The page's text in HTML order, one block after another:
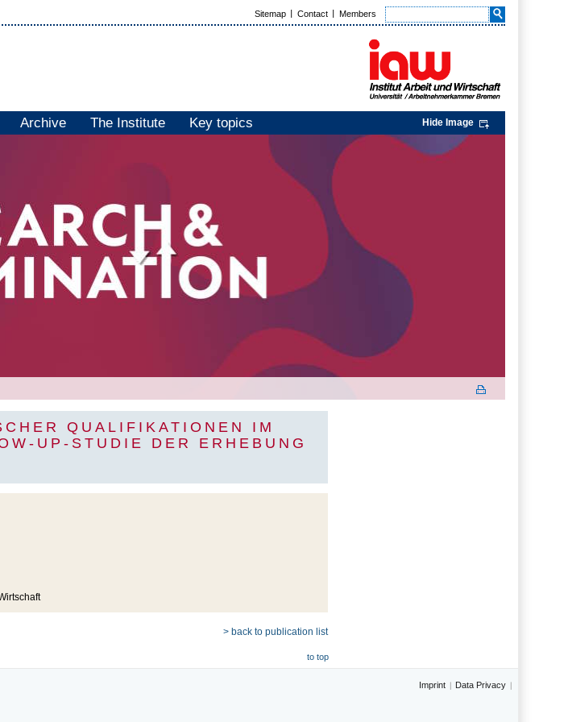
Sitemap Contact Members
Archive The Institute Key topics Hide Image
QUALIFIKATIONEN IM
UP-STUDIE DER ERHEBUNG
> back to publication list
to top
Imprint Data Privacy